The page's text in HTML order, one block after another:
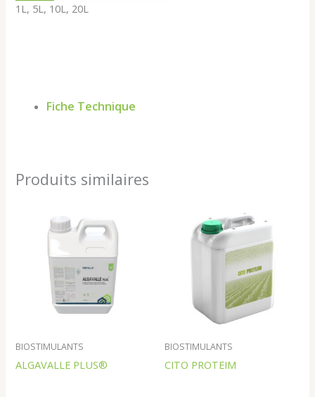
1L, 5L, 10L, 20L
Fiche Technique
Produits similaires
BIOSTIMULANTS
ALGAVALLE PLUS®
BIOSTIMULANTS
CITO PROTEIM